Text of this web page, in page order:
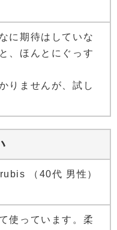
に期待はしていな
、ほんとにぐっす
りませんが、試し
（40代 男性）
使っています。柔